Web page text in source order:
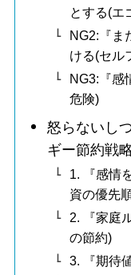
とする(エ
NG2:『ま
ける(セル
NG3:『感
危険)
怒らないし
ギー節約戦
1. 『感情
資の優先
2. 『家庭
の節約)
3. 『期待